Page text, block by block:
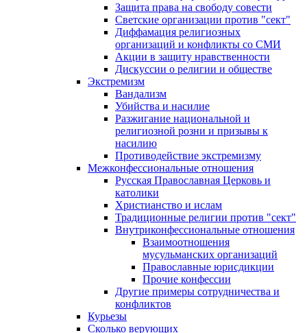
Защита права на свободу совести
Светские организации против "сект"
Диффамация религиозных
организаций и конфликты со СМИ
Акции в защиту нравственности
Дискуссии о религии и обществе
Экстремизм
Вандализм
Убийства и насилие
Разжигание национальной и
религиозной розни и призывы к
насилию
Противодействие экстремизму
Межконфессиональные отношения
Русская Православная Церковь и
католики
Христианство и ислам
Традиционные религии против "сект"
Внутриконфессиональные отношения
Взаимоотношения
мусульманских организаций
Православные юрисдикции
Прочие конфессии
Другие примеры сотрудничества и
конфликтов
Курьезы
Сколько верующих